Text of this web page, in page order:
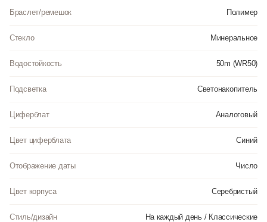
Браслет/ремешок Полимер
Стекло Минеральное
Водостойкость 50m (WR50)
Подсветка Светонакопитель
Циферблат Аналоговый
Цвет циферблата Синий
Отображение даты Число
Цвет корпуса Серебристый
Стиль/дизайн На каждый день / Классические